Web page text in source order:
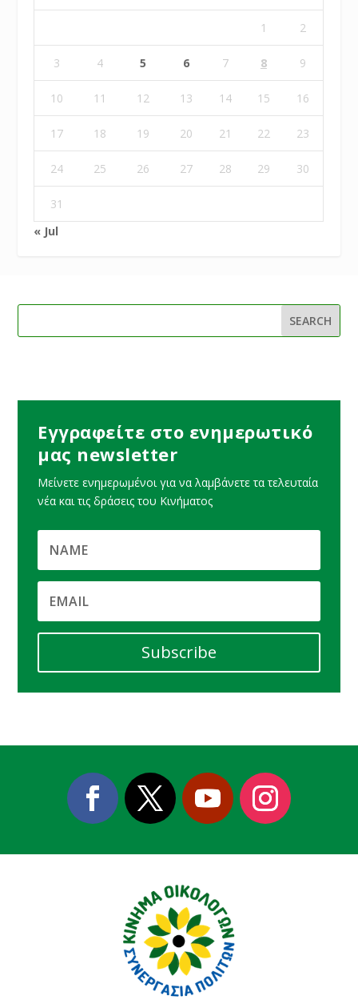
1 2
3 4 5 6 7 8 9
10 11 12 13 14 15 16
17 18 19 20 21 22 23
24 25 26 27 28 29 30
31
« Jul
Εγγραφείτε στο ενημερωτικό
μας newsletter
Μείνετε ενημερωμένοι για να λαμβάνετε τα τελευταία
νέα και τις δράσεις του Κινήματος
Subscribe